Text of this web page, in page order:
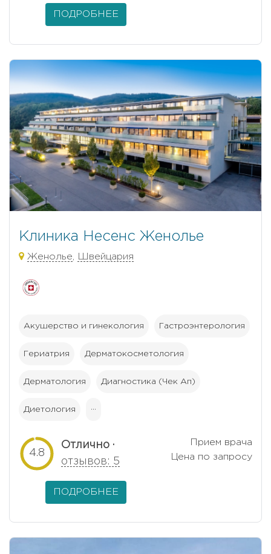
ПОДРОБНЕЕ
Клиника Несенс Женолье
Женолье, Швейцария
Акушерство и гинекология Гастроэнтерология
Гериатрия Дерматокосметология
Дерматология Диагностика (Чек Ап)
Диетология ···
4.8
Отлично ·
отзывов: 5
Прием врача
Цена по запросу
ПОДРОБНЕЕ